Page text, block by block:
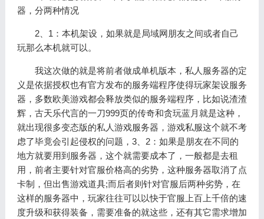
器，分两种情况
2、1：本机架设，如果就是局域网朋友之间或者自己
玩那么本机就可以。
我这次做的就是将前者做成单机版本，私人服务器的定
义是依据授权也有官方发布的服务端程序使得玩家架设服务
器，多数欧美游戏都会释放类似的服务端程序，比如说渣渣
辉，古天乐代言的一刀999页的传奇和贪玩蓝月就是这种，
就出现很多变态版的私人游戏服务器，游戏私服这个就不考
虑了毕竟会引起侵权的问题，3、2：如果是朋友在不同的
地方就要用到服务器，这个就需要成本了，一般都是去租
用，前者主要针对官服价格高的劣势，这种服务器取消了点
卡制，但出售游戏道具;而后者则针对官服后两种劣势，在
这样的服务器中，玩家往往可以以快于官服上百上千倍的速
度升级和获得装备，需要准备的就这些，还有其它需求增加